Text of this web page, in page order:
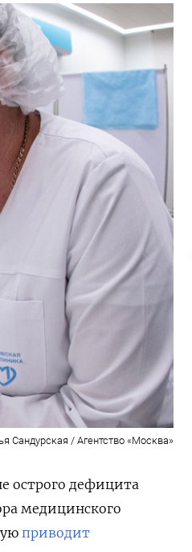
Сандурская / Агентство «Москва»
острого дефицита
медицинского
приводит